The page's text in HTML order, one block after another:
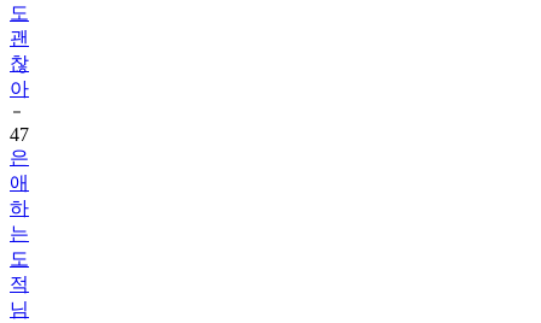
도
괜
찮
아
47
은
애
하
는
도
적
님